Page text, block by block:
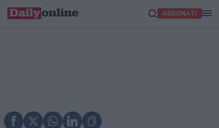
ABBONATI